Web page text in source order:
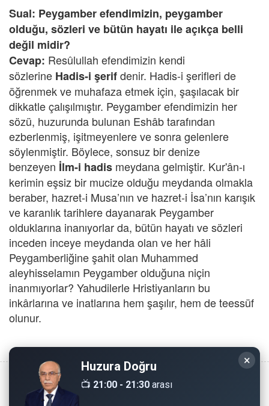
Sual: Peygamber efendimizin, peygamber
olduğu, sözleri ve bütün hayatı ile açıkça belli
değil midir?
Cevap: Resûlullah efendimizin kendi
sözlerine Hadis-i şerifdenir. Hadis-i şerifleri de
öğrenmek ve muhafaza etmek için, şaşılacak bir
dikkatle çalışılmıştır. Peygamber efendimizin her
sözü, huzurunda bulunan Eshâb tarafından
ezberlenmiş, işitmeyenlere ve sonra gelenlere
söylenmiştir. Böylece, sonsuz bir denize
benzeyen İlm-i hadis meydana gelmiştir. Kur'ân-ı
kerimin eşsiz bir mucize olduğu meydanda olmakla
beraber, hazret-i Musa’nın ve hazret-i İsa’nın karışık
ve karanlık tarihlere dayanarak Peygamber
olduklarına inanıyorlar da, bütün hayatı ve sözleri
inceden inceye meydanda olan ve her hâli
Peygamberliğine şahit olan Muhammed
aleyhisselamın Peygamber olduğuna niçin
inanmıyorlar? Yahudilerle Hristiyanların bu
inkârlarına ve inatlarına hem şaşılır, hem de teessüf
olunur.
×
Huzura Doğru
📺 21:00 - 21:30 arası